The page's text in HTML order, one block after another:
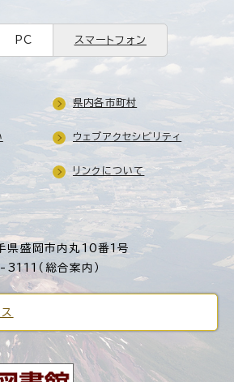
PC スマートフォン
盛岡市内丸10番1号
（総合案内）
県内各市町村
ウェブアクセシビリティ
リンクについて